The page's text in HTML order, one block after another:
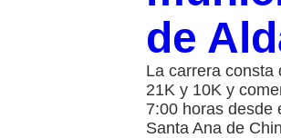
de
La carrera consta
21K y 10K y
7:00 horas desde
Santa Ana de